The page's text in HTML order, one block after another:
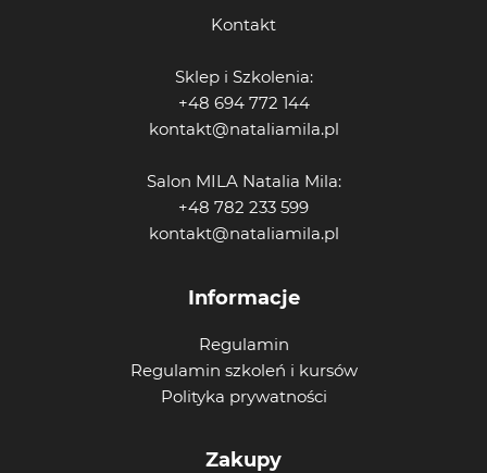
Kontakt
Sklep i Szkolenia:
+48 694 772 144
kontakt@nataliamila.pl
Salon MILA Natalia Mila:
+48 782 233 599
kontakt@nataliamila.pl
Informacje
Regulamin
Regulamin szkoleń i kursów
Polityka prywatności
Zakupy